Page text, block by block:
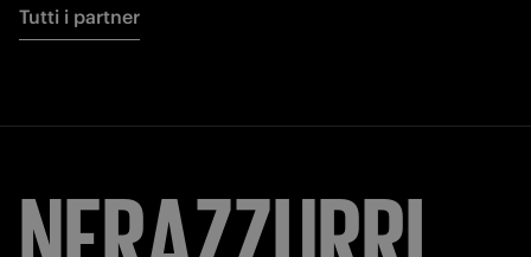
Tutti i partner
NERAZZURRI